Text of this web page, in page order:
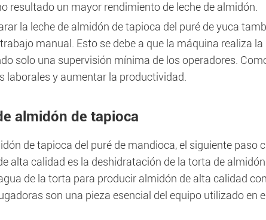
resultado un mayor rendimiento de leche de almidón.
la leche de almidón de tapioca del puré de yuca
manual. Esto se debe a que la máquina realiza la
solo una supervisión mínima de los operadores.
laborales y aumentar la productividad.
almidón de tapioca
de tapioca del puré de mandioca, el siguiente paso
alta calidad es la deshidratación de la torta de
de la torta para producir almidón de alta calidad
son una pieza esencial del equipo utilizado en